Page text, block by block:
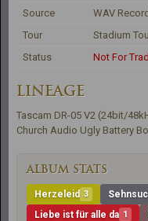
Source
WAV
Tour
Stadium
Status
Not For
LINEAGE
Tascam DR-05 V2 (24bit/
Church Audio Ugly Battery
ALBUM STATS
Herzeleid 3
Liebe ist für alle da 1